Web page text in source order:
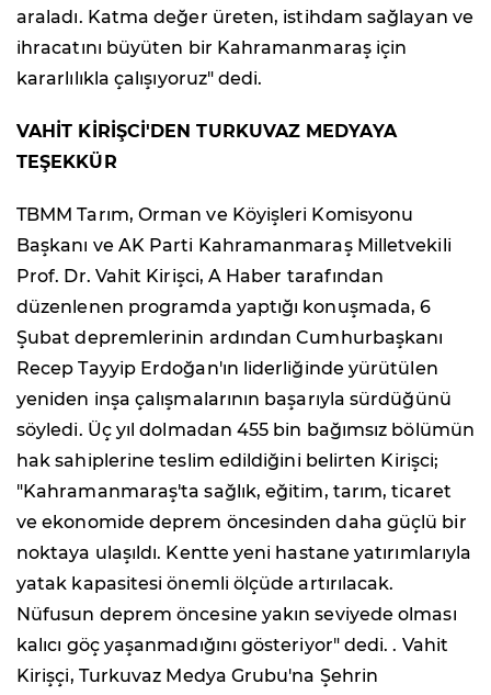
araladı. Katma değer üreten, istihdam sağlayan ve
ihracatını büyüten bir Kahramanmaraş için
kararlılıkla çalışıyoruz" dedi.
VAHİT KİRİŞCİ'DEN TURKUVAZ MEDYAYA
TEŞEKKÜR
TBMM Tarım, Orman ve Köyişleri Komisyonu
Başkanı ve AK Parti Kahramanmaraş Milletvekili
Prof. Dr. Vahit Kirişci, A Haber tarafından
düzenlenen programda yaptığı konuşmada, 6
Şubat depremlerinin ardından Cumhurbaşkanı
Recep Tayyip Erdoğan'ın liderliğinde yürütülen
yeniden inşa çalışmalarının başarıyla sürdüğünü
söyledi. Üç yıl dolmadan 455 bin bağımsız bölümün
hak sahiplerine teslim edildiğini belirten Kirişci;
"Kahramanmaraş'ta sağlık, eğitim, tarım, ticaret
ve ekonomide deprem öncesinden daha güçlü bir
noktaya ulaşıldı. Kentte yeni hastane yatırımlarıyla
yatak kapasitesi önemli ölçüde artırılacak.
Nüfusun deprem öncesine yakın seviyede olması
kalıcı göç yaşanmadığını gösteriyor" dedi. . Vahit
Kirişçi, Turkuvaz Medya Grubu'na Şehrin